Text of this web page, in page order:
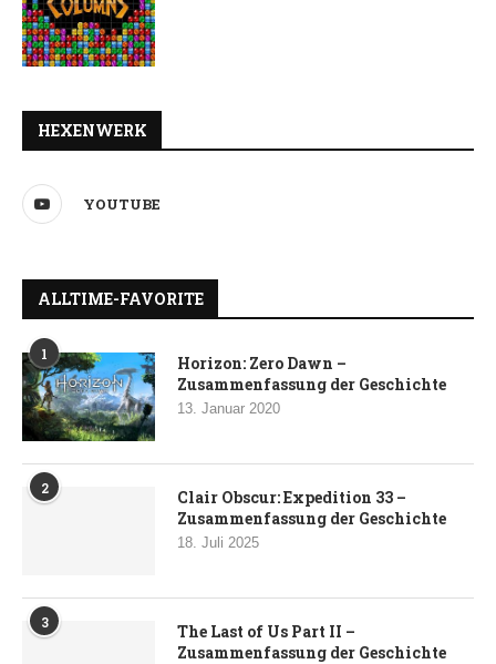
HEXENWERK
YOUTUBE
ALLTIME-FAVORITE
1
Horizon: Zero Dawn –
Zusammenfassung der Geschichte
13. Januar 2020
2
Clair Obscur: Expedition 33 –
Zusammenfassung der Geschichte
18. Juli 2025
3
The Last of Us Part II –
Zusammenfassung der Geschichte